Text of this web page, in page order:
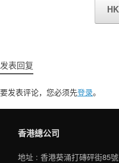
发表回复
要发表评论，您必须先登录。
香港總公司
地址 : 香港葵涌打磚砰街85